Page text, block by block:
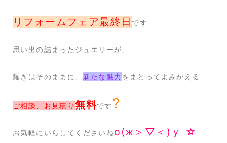
リフォームフェア最終日 です
思い出の詰まったジュエリーが、
耀きはそのままに、 新たな魅力 をまとってよみがえる
ご相談、お見積り無料です ?
お気軽にいらしてくださいねо(ж＞▽＜)ｙ ☆